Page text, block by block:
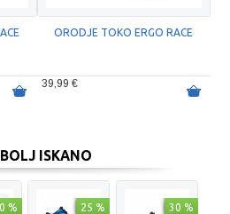
ORODJE TOKO ERGO RACE
39,99 €
ISKANO
% 25 % 30 %